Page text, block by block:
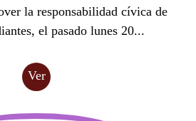
la responsabilidad cívica de
el pasado lunes 20...
Ver